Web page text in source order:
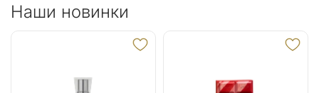
Наши новинки